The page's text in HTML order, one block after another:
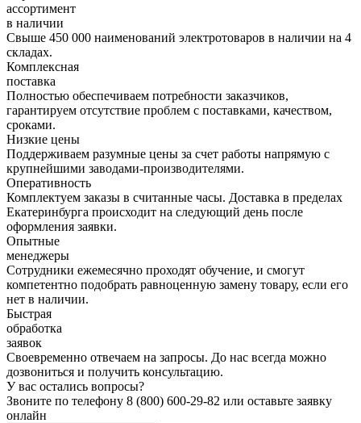
ассортимент
в наличии
Свыше 450 000 наименований электротоваров в наличии на 4
складах.
Комплексная
поставка
Полностью обеспечиваем потребности заказчиков,
гарантируем отсутствие проблем с поставками, качеством,
сроками.
Низкие цены
Поддерживаем разумные цены за счет работы напрямую с
крупнейшими заводами-производителями.
Оперативность
Комплектуем заказы в считанные часы. Доставка в пределах
Екатеринбурга происходит на следующий день после
оформления заявки.
Опытные
менеджеры
Сотрудники ежемесячно проходят обучение, и смогут
компетентно подобрать равноценную замену товару, если его
нет в наличии.
Быстрая
обработка
заявок
Своевременно отвечаем на запросы. До нас всегда можно
дозвониться и получить консультацию.
У вас остались вопросы?
Звоните по телефону 8 (800) 600-29-82 или оставьте заявку
онлайн